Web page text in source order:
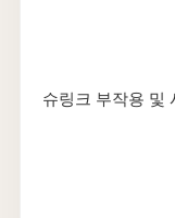
슈링크 부작용 및